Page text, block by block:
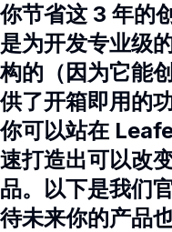
你节省这 3 年的
是为开发专业级
构的（因为它能
供了开箱即用的
你可以站在
速打造出可以改
品。以下是我们
待未来你的产品